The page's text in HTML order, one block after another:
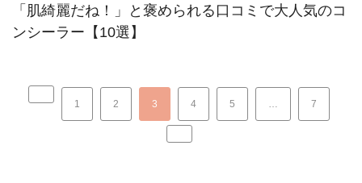
「肌綺麗だね！」と褒められる口コミで大人気のコ
ンシーラー【10選】
1 2 3 4 5 … 7